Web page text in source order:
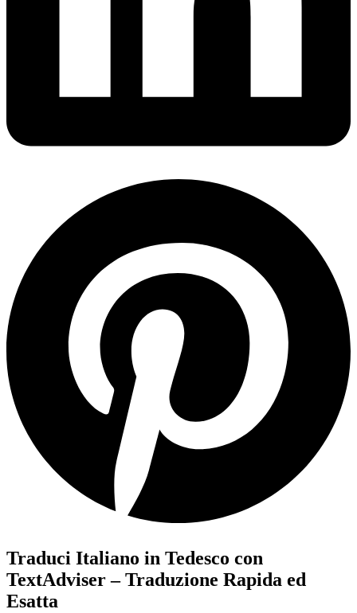
Traduci Italiano in Tedesco con
TextAdviser – Traduzione Rapida ed
Esatta